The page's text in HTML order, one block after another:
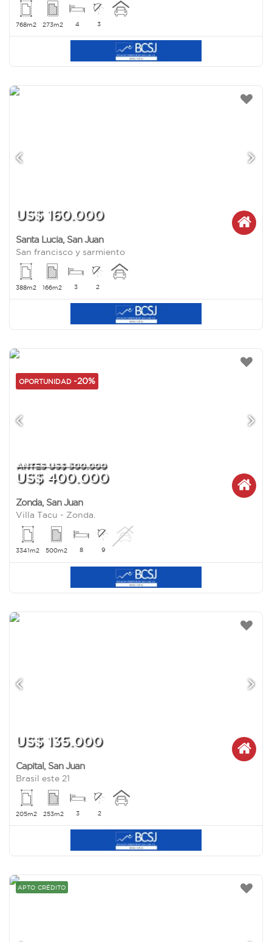
768m2 273m2 4 3
US$ 160.000
Santa Lucia, San Juan
San francisco y sarmiento
388m2 166m2 3 2
OPORTUNIDAD -20%
ANTES US$ 500.000
US$ 400.000
Zonda, San Juan
Villa Tacu - Zonda.
3341m2 500m2 8 9
US$ 135.000
Capital, San Juan
Brasil este 21
205m2 253m2 3 2
APTO CRÉDITO